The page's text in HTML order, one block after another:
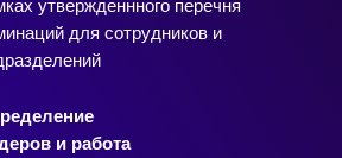
утвержденнного перечня
для сотрудников и
и работа